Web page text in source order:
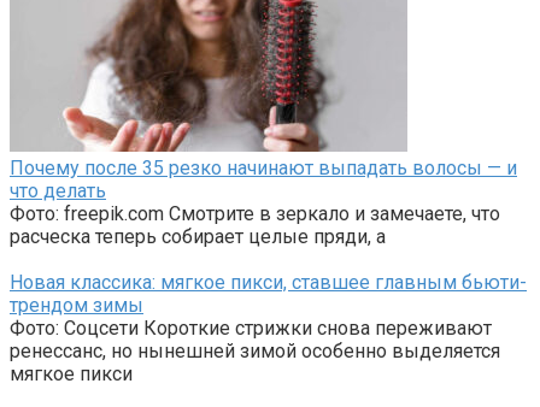
Почему после 35 резко начинают выпадать волосы — и
что делать
Фото: freepik.com Смотрите в зеркало и замечаете, что
расческа теперь собирает целые пряди, а
Новая классика: мягкое пикси, ставшее главным бьюти-
трендом зимы
Фото: Соцсети Короткие стрижки снова переживают
ренессанс, но нынешней зимой особенно выделяется
мягкое пикси